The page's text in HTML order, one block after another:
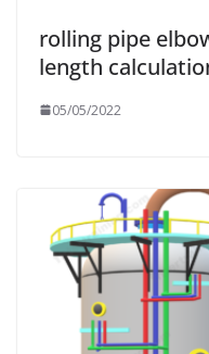
rolling pipe
length
05/05/2022